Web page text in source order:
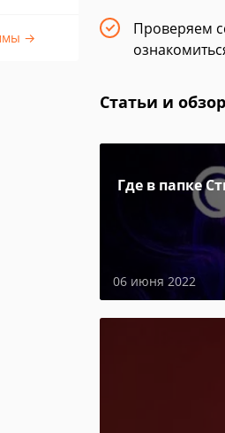
→
Проверяем
Статьи и
Где в папке
06 июня 2022